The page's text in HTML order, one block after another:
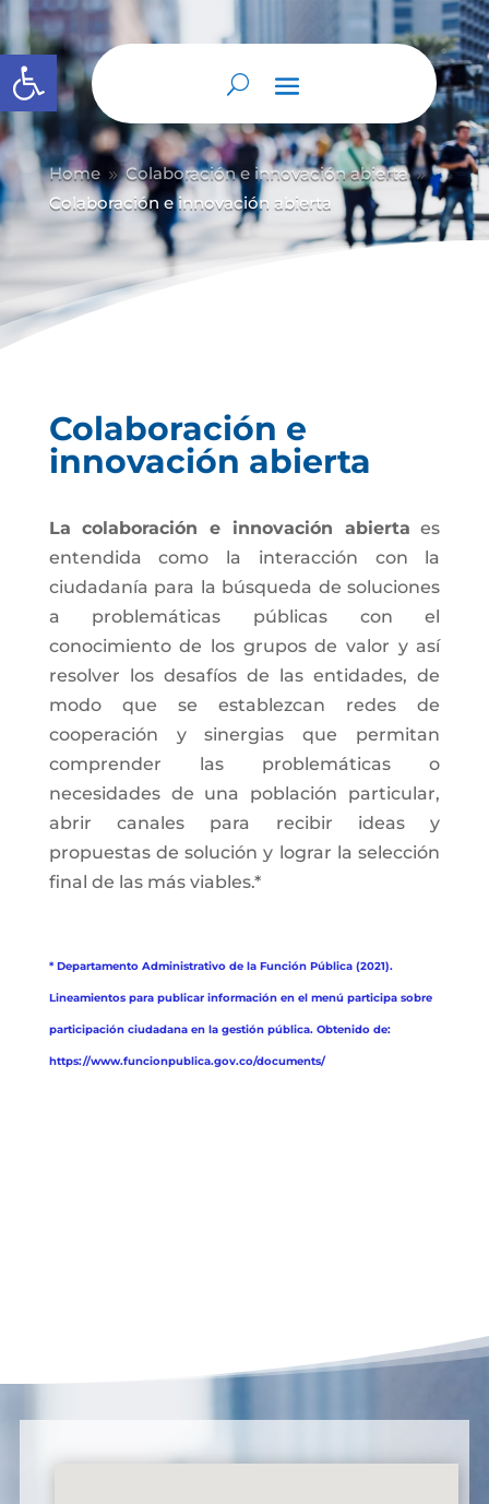
Abrir barra de herramientas
Home 9 Colaboración e innovación abierta 9
Colaboración e innovación abierta
Colaboración e
innovación abierta
La colaboración e innovación abierta es
entendida como la interacción con la
ciudadanía para la búsqueda de soluciones
a problemáticas públicas con el
conocimiento de los grupos de valor y así
resolver los desafíos de las entidades, de
modo que se establezcan redes de
cooperación y sinergias que permitan
comprender las problemáticas o
necesidades de una población particular,
abrir canales para recibir ideas y
propuestas de solución y lograr la selección
final de las más viables.*
* Departamento Administrativo de la Función Pública (2021).
Lineamientos para publicar información en el menú participa sobre
participación ciudadana en la gestión pública. Obtenido de:
https://www.funcionpublica.gov.co/documents/